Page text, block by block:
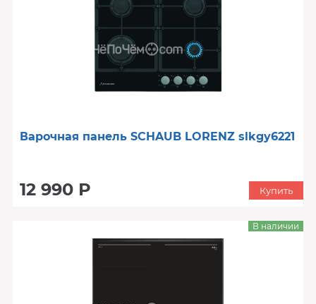
Варочная панель SCHAUB LORENZ slkgy6221
12 990 Р Купить
В наличии